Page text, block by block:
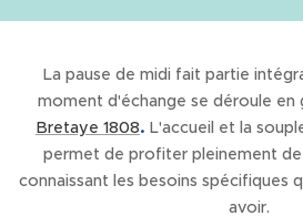
La pause de midi fait partie
moment d'échange se déroule en
Bretaye 1808. L'accueil et la
permet de profiter pleinement
connaissant les besoins spécifiques
avoir.